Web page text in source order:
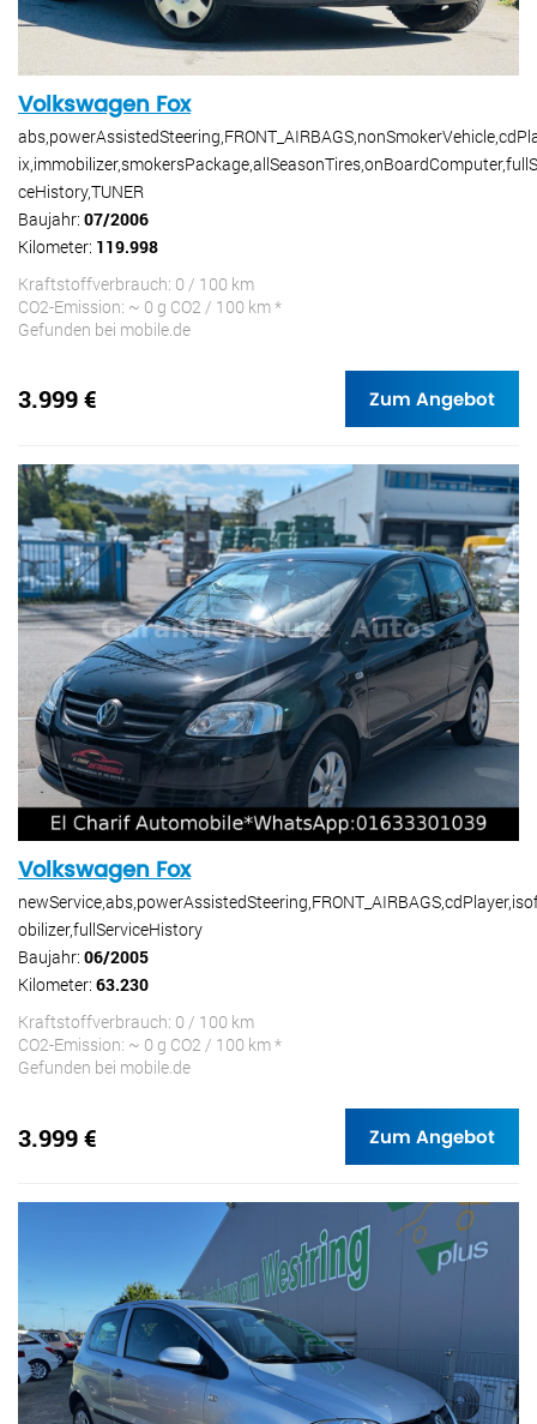
Volkswagen Fox
ceHistory,TUNER
Baujahr: 07/2006
Kilometer: 119.998
Kraftstoffverbrauch: 0 / 100 km
CO2-Emission: ~ 0 g CO2 / 100 km *
Gefunden bei mobile.de
3.999 € Zum Angebot
Volkswagen Fox
obilizer,fullServiceHistory
Baujahr: 06/2005
Kilometer: 63.230
Kraftstoffverbrauch: 0 / 100 km
CO2-Emission: ~ 0 g CO2 / 100 km *
Gefunden bei mobile.de
3.999 € Zum Angebot